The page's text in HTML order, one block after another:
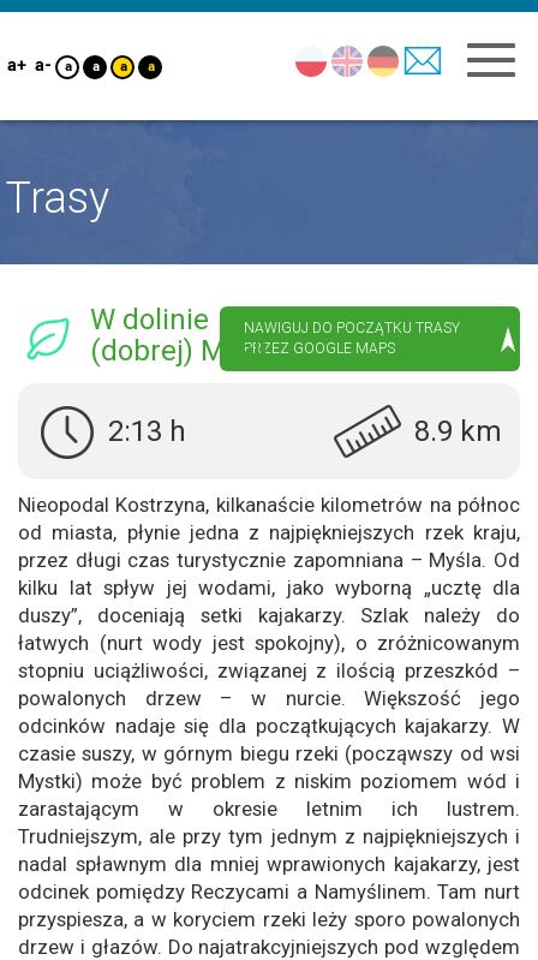
a+ a- a a a a
Trasy
W dolinie
(dobrej) Myśli
NAWIGUJ DO POCZĄTKU TRASY
PRZEZ GOOGLE MAPS
2:13 h 8.9 km
Nieopodal Kostrzyna, kilkanaście kilometrów na północ
od miasta, płynie jedna z najpiękniejszych rzek kraju,
przez długi czas turystycznie zapomniana – Myśla. Od
kilku lat spływ jej wodami, jako wyborną „ucztę dla
duszy”, doceniają setki kajakarzy. Szlak należy do
łatwych (nurt wody jest spokojny), o zróżnicowanym
stopniu uciążliwości, związanej z ilością przeszkód –
powalonych drzew – w nurcie. Większość jego
odcinków nadaje się dla początkujących kajakarzy. W
czasie suszy, w górnym biegu rzeki (począwszy od wsi
Mystki) może być problem z niskim poziomem wód i
zarastającym w okresie letnim ich lustrem.
Trudniejszym, ale przy tym jednym z najpiękniejszych i
nadal spławnym dla mniej wprawionych kajakarzy, jest
odcinek pomiędzy Reczycami a Namyślinem. Tam nurt
przyspiesza, a w koryciem rzeki leży sporo powalonych
drzew i głazów. Do najatrakcyjniejszych pod względem